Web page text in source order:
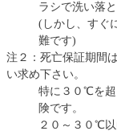
ラシで洗い落
(しかし、すぐ
難です)
注２：死亡保証期間
い求め下さい。
特に３０℃を超
険です。
２０～３０℃